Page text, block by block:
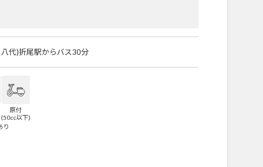
代)折尾駅からバス30分
原付
(50cc以下)
り